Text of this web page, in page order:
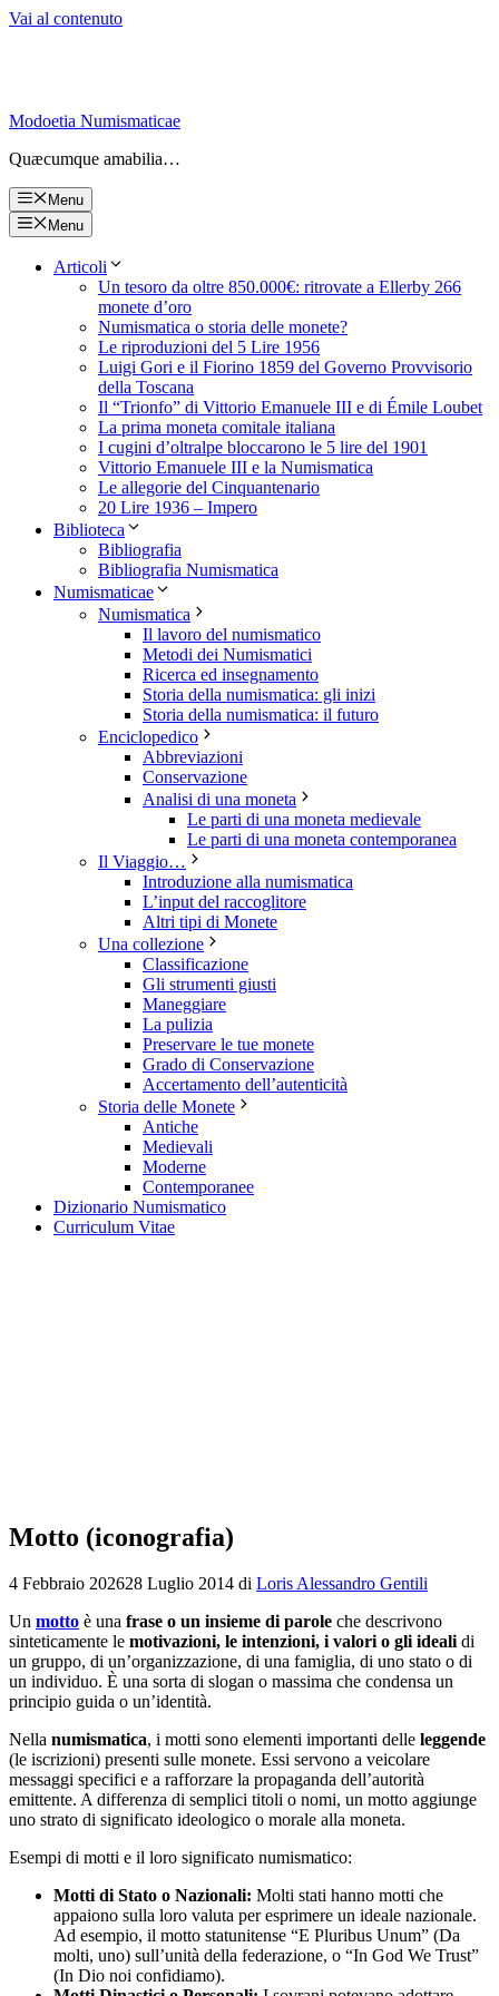
Vai al contenuto
Modoetia Numismaticae
Quæcumque amabilia…
Menu
Menu
Articoli
Un tesoro da oltre 850.000€: ritrovate a Ellerby 266
monete d’oro
Numismatica o storia delle monete?
Le riproduzioni del 5 Lire 1956
Luigi Gori e il Fiorino 1859 del Governo Provvisorio
della Toscana
Il “Trionfo” di Vittorio Emanuele III e di Émile Loubet
La prima moneta comitale italiana
I cugini d’oltralpe bloccarono le 5 lire del 1901
Vittorio Emanuele III e la Numismatica
Le allegorie del Cinquantenario
20 Lire 1936 – Impero
Biblioteca
Bibliografia
Bibliografia Numismatica
Numismaticae
Numismatica
Il lavoro del numismatico
Metodi dei Numismatici
Ricerca ed insegnamento
Storia della numismatica: gli inizi
Storia della numismatica: il futuro
Enciclopedico
Abbreviazioni
Conservazione
Analisi di una moneta
Le parti di una moneta medievale
Le parti di una moneta contemporanea
Il Viaggio…
Introduzione alla numismatica
L’input del raccoglitore
Altri tipi di Monete
Una collezione
Classificazione
Gli strumenti giusti
Maneggiare
La pulizia
Preservare le tue monete
Grado di Conservazione
Accertamento dell’autenticità
Storia delle Monete
Antiche
Medievali
Moderne
Contemporanee
Dizionario Numismatico
Curriculum Vitae
Motto (iconografia)
4 Febbraio 202628 Luglio 2014 di Loris Alessandro Gentili
Un motto è una frase o un insieme di parole che descrivono
sinteticamente le motivazioni, le intenzioni, i valori o gli idealidi
un gruppo, di un’organizzazione, di una famiglia, di uno stato o di
un individuo. È una sorta di slogan o massima che condensa un
principio guida o un’identità.
Nella numismatica, i motti sono elementi importanti delle leggende
(le iscrizioni) presenti sulle monete. Essi servono a veicolare
messaggi specifici e a rafforzare la propaganda dell’autorità
emittente. A differenza di semplici titoli o nomi, un motto aggiunge
uno strato di significato ideologico o morale alla moneta.
Esempi di motti e il loro significato numismatico:
Motti di Stato o Nazionali: Molti stati hanno motti che
appaiono sulla loro valuta per esprimere un ideale nazionale.
Ad esempio, il motto statunitense “E Pluribus Unum” (Da
molti, uno) sull’unità della federazione, o “In God We Trust”
(In Dio noi confidiamo).